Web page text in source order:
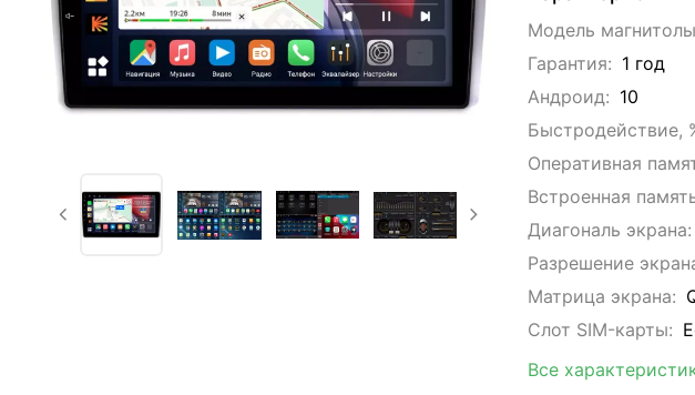
Модель
Гарантия: 1 год
Андроид: 10
Быстродействие,
Оперативная
Встроенная
Диагональ экрана:
Разрешение
Матрица экрана:
Слот SIM-карты:
Все